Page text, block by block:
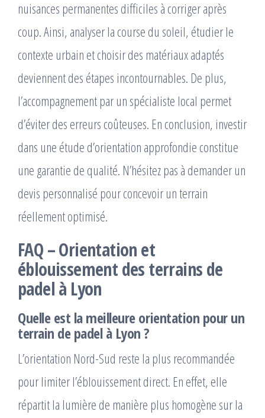
nuisances permanentes difficiles à corriger après
coup. Ainsi, analyser la course du soleil, étudier le
contexte urbain et choisir des matériaux adaptés
deviennent des étapes incontournables. De plus,
l’accompagnement par un spécialiste local permet
d’éviter des erreurs coûteuses. En conclusion, investir
dans une étude d’orientation approfondie constitue
une garantie de qualité. N’hésitez pas à demander un
devis personnalisé pour concevoir un terrain
réellement optimisé.
FAQ – Orientation et
éblouissement des terrains de
padel à Lyon
Quelle est la meilleure orientation pour un
terrain de padel à Lyon ?
L’orientation Nord-Sud reste la plus recommandée
pour limiter l’éblouissement direct. En effet, elle
répartit la lumière de manière plus homogène sur la